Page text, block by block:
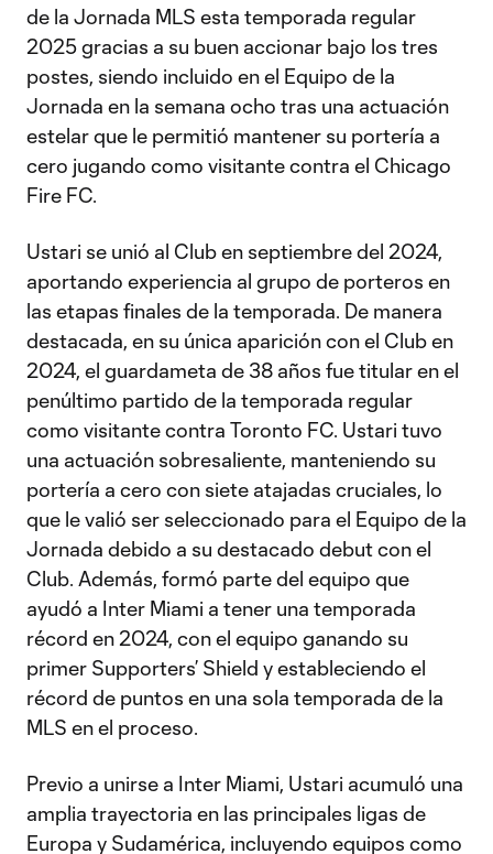
de la Jornada MLS esta temporada regular
2025 gracias a su buen accionar bajo los tres
postes, siendo incluido en el Equipo de la
Jornada en la semana ocho tras una actuación
estelar que le permitió mantener su portería a
cero jugando como visitante contra el Chicago
Fire FC.
Ustari se unió al Club en septiembre del 2024,
aportando experiencia al grupo de porteros en
las etapas finales de la temporada. De manera
destacada, en su única aparición con el Club en
2024, el guardameta de 38 años fue titular en el
penúltimo partido de la temporada regular
como visitante contra Toronto FC. Ustari tuvo
una actuación sobresaliente, manteniendo su
portería a cero con siete atajadas cruciales, lo
que le valió ser seleccionado para el Equipo de la
Jornada debido a su destacado debut con el
Club. Además, formó parte del equipo que
ayudó a Inter Miami a tener una temporada
récord en 2024, con el equipo ganando su
primer Supporters’ Shield y estableciendo el
récord de puntos en una sola temporada de la
MLS en el proceso.
Previo a unirse a Inter Miami, Ustari acumuló una
amplia trayectoria en las principales ligas de
Europa y Sudamérica, incluyendo equipos como